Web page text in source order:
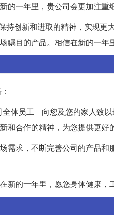
的一年里，贵公司会更加注重
持创新和进取的精神，实现
瞩目的产品。相信在新的一年
体员工，向您及您的家人致
和合作的精神，为您提供更好
需求，不断完善公司的产品
新的一年里，愿您身体健康，